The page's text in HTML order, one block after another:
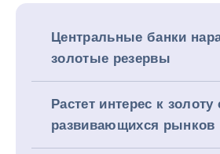
Центральные банки
золотые резервы
Растет интерес к
развивающихся рынков